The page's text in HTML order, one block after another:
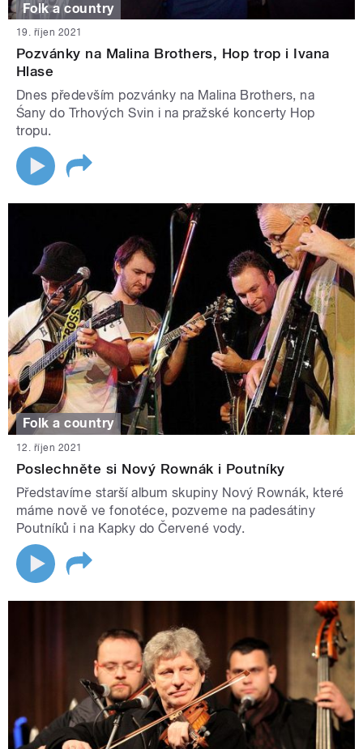
Folk a country
19. říjen 2021
Pozvánky na Malina Brothers, Hop trop i Ivana
Hlase
Dnes především pozvánky na Malina Brothers, na
Śany do Trhových Svin i na pražské koncerty Hop
tropu.
Folk a country
12. říjen 2021
Poslechněte si Nový Rownák i Poutníky
Představíme starší album skupiny Nový Rownák, které
máme nově ve fonotéce, pozveme na padesátiny
Poutníků i na Kapky do Červené vody.